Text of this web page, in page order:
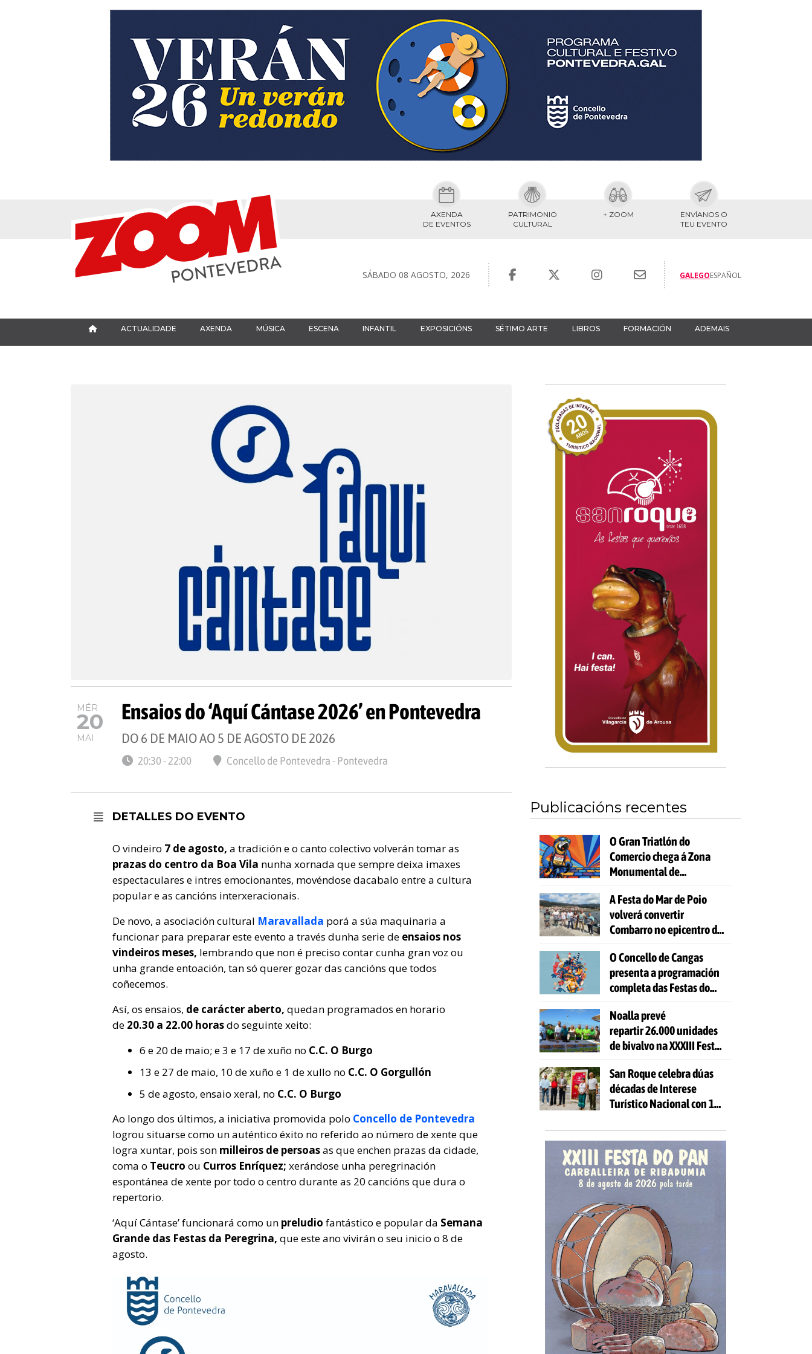
AXENDA
DE EVENTOS
PATRIMONIO
CULTURAL
+ ZOOM
ENVÍANOS O
TEU EVENTO
SÁBADO 08 AGOSTO, 2026 GALEGOESPAÑOL
ACTUALIDADE AXENDA MÚSICA ESCENA INFANTIL EXPOSICIÓNS SÉTIMO ARTE LIBROS FORMACIÓN ADEMAIS
MÉR
20
MAI
Ensaios do ‘Aquí Cántase 2026’ en Pontevedra
DO 6 DE MAIO AO 5 DE AGOSTO DE 2026
20:30 - 22:00 Concello de Pontevedra - Pontevedra
DETALLES DO EVENTO
O vindeiro 7 de agosto, a tradición e o canto colectivo volverán tomar as
prazas do centro da Boa Vila nunha xornada que sempre deixa imaxes
espectaculares e intres emocionantes, movéndose dacabalo entre a cultura
popular e as cancións interxeracionais.
De novo, a asociación cultural Maravallada porá a súa maquinaria a
funcionar para preparar este evento a través dunha serie de ensaios nos
vindeiros meses, lembrando que non é preciso contar cunha gran voz ou
unha grande entoación, tan só querer gozar das cancións que todos
coñecemos.
Así, os ensaios, de carácter aberto, quedan programados en horario
de 20.30 a 22.00 horasdo seguinte xeito:
6 e 20 de maio; e 3 e 17 de xuño no C.C. O Burgo
13 e 27 de maio, 10 de xuño e 1 de xullo no C.C. O Gorgullón
5 de agosto, ensaio xeral, no C.C. O Burgo
Ao longo dos últimos, a iniciativa promovida polo Concello de Pontevedra
logrou situarse como un auténtico éxito no referido ao número de xente que
logra xuntar, pois son milleiros de persoasas que enchen prazas da cidade,
coma o Teucro ou Curros Enríquez; xerándose unha peregrinación
espontánea de xente por todo o centro durante as 20 cancións que dura o
repertorio.
‘Aquí Cántase’ funcionará como un preludio fantástico e popular da Semana
Grande das Festas da Peregrina, que este ano vivirán o seu inicio o 8 de
agosto.
Publicacións recentes
O Gran Triatlón do
Comercio chega á Zona
Monumental de
A Festa do Mar de Poio
volverá convertir
Combarro no epicentro da
O Concello de Cangas
presenta a programación
completa das Festas do
Noalla prevé
repartir 26.000 unidades
de bivalvo na XXXIII Festa
San Roque celebra dúas
décadas de Interese
Turístico Nacional con 10
actividades gratuítas